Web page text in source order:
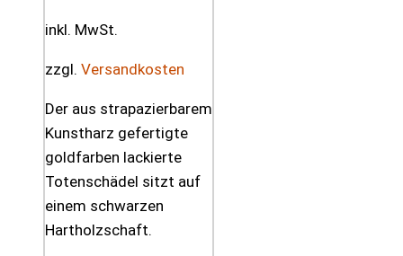
inkl. MwSt.
zzgl. Versandkosten
Der aus strapazierbarem
Kunstharz gefertigte
goldfarben lackierte
Totenschädel sitzt auf
einem schwarzen
Hartholzschaft.